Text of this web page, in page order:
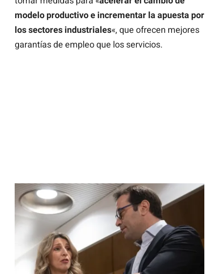
modelo productivo e incrementar la apuesta por
los sectores industriales«, que ofrecen mejores
garantías de empleo que los servicios.